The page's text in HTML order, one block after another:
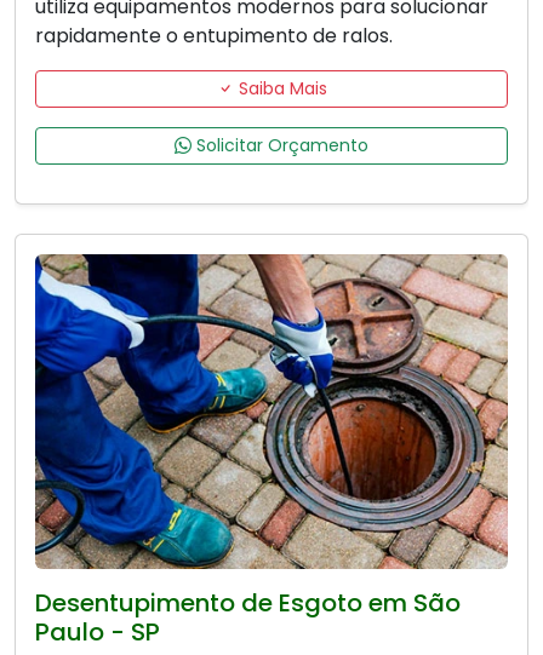
utiliza equipamentos modernos para solucionar
rapidamente o entupimento de ralos.
Saiba Mais
Solicitar Orçamento
Desentupimento de Esgoto em São
Paulo - SP